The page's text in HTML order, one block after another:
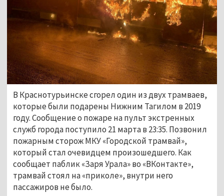
В Краснотурьинске сгорел один из двух трамваев,
которые были подарены Нижним Тагилом в 2019
году. Сообщение о пожаре на пульт экстренных
служб города поступило 21 марта в 23:35. Позвонил
пожарным сторож МКУ «Городской трамвай»,
который стал очевидцем произошедшего. Как
сообщает паблик «Заря Урала» во «ВКонтакте»,
трамвай стоял на «приколе», внутри него
пассажиров не было.